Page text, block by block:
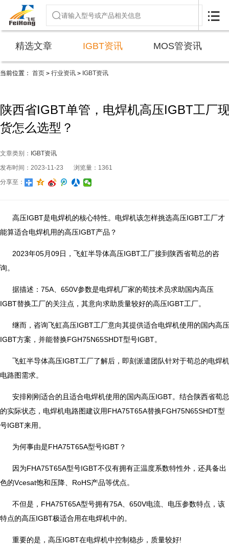

精选文章 IGBT资讯 MOS管资讯
当前位置： 首页 > 行业资讯 > IGBT资讯
陕西省IGBT单管，电焊机高压IGBT工厂
货怎么选型？
文章类别： IGBT资讯
发布时间：2023-11-23
浏览量：1361
分享至：
高压IGBT是电焊机的核心特性。电焊机该怎样挑选高压IGBT工厂才
能算适合电焊机用的高压IGBT产品？
2023年05月09日，飞虹半导体高压IGBT工厂接到陕西省荀总的咨
询。
据描述：75A、650V参数是电焊机厂家的荀技术员求助国内高压
IGBT替换工厂的关注点，其意向求助质量较好的高压IGBT工厂。
继而，咨询飞虹高压IGBT工厂意向其提供适合电焊机使用的国内高压
IGBT方案，并能替换FGH75N65SHDT型号IGBT。
飞虹半导体高压IGBT工厂了解后，即刻派遣团队针对于荀总的电焊机
电路图需求。
安排刚刚适合的且适合电焊机使用的国内高压IGBT。结合陕西省荀总
的实际状态，电焊机电路图建议用FHA75T65A替换FGH75N65SHDT型
号IGBT来用。
为何事由是FHA75T65A型号IGBT？
因为FHA75T65A型号IGBT不仅有拥有正温度系数特性外，还具备出
色的Vcesat饱和压降、RoHS产品等优点。
不但是，FHA75T65A型号拥有75A、650V电流、电压参数特点，该
特点的高压IGBT极适合用在电焊机中的。
重要的是，高压IGBT在电焊机中控制稳步，质量较好!